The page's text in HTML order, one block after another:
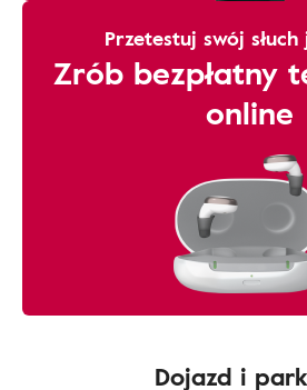
Przetestuj swój
Zrób bezpłatny
online
Dojazd i